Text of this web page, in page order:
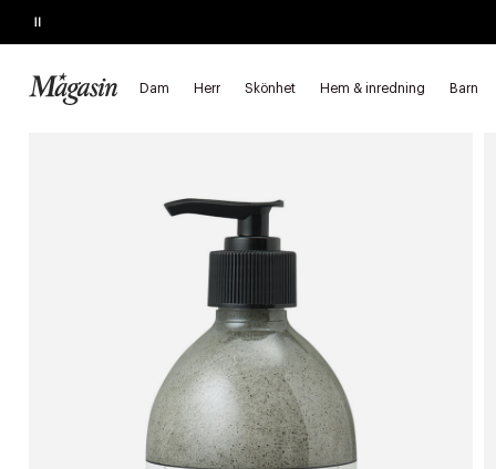
Pause
Dam Herr Skönhet Hem & inredning Barn
SLUTAR IKVÄLL
Startsida Skönhet Hudvård Hand- och fotvård Handvård